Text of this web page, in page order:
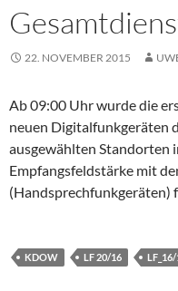
22. NOVEMBER 2015
Ab 09:00 Uhr wurde die
neuen Digitalfunkgeräten
ausgewählten Standorten
Empfangsfeldstärke mit
(Handsprechfunkgeräten)
KDOW LF 20/16